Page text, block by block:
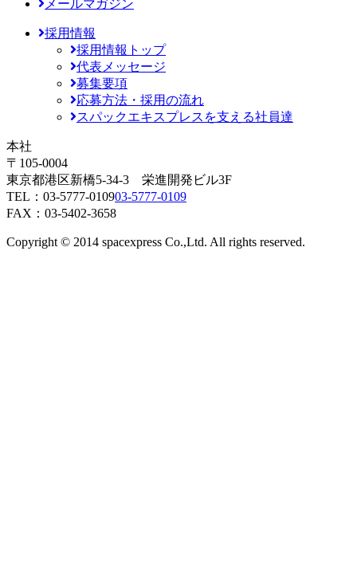
メールマガジン
採用情報
採用情報トップ
代表メッセージ
募集要項
応募方法・採用の流れ
スパックエキスプレスを支える社員達
本社
〒105-0004
東京都港区新橋5-34-3 栄進開発ビル3F
TEL： 03-5777-010903-5777-0109
FAX：03-5402-3658
Copyright © 2014 spacexpress Co.,Ltd. All rights reserved.